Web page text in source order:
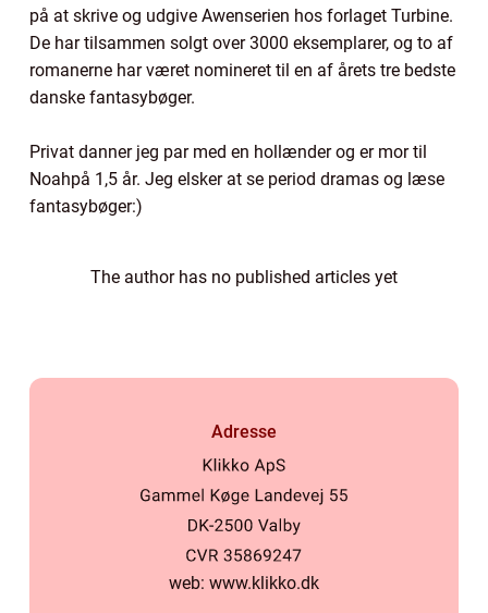
på at skrive og udgive Awenserien hos forlaget Turbine.
De har tilsammen solgt over 3000 eksemplarer, og to af
romanerne har været nomineret til en af årets tre bedste
danske fantasybøger.
Privat danner jeg par med en hollænder og er mor til
Noahpå 1,5 år. Jeg elsker at se period dramas og læse
fantasybøger:)
The author has no published articles yet
Adresse
web: www.klikko.dk